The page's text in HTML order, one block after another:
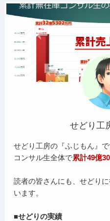
せどり工
せどり工房の『ふじもん』で
コンサル生全体で累計49億
読者の皆さんにも、せどり
います。
■せどりの実績